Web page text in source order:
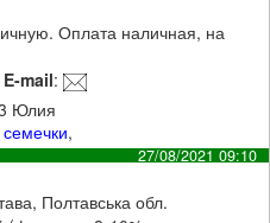
Оплата наличная, на
E-mail:
Юлия
семечки,
27/08/2021 09:10
Полтавська обл.